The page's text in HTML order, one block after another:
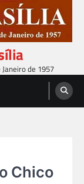
de 1957
Chico